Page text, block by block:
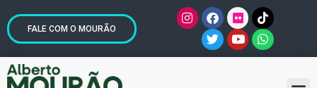
FALE COM O MOURÃO